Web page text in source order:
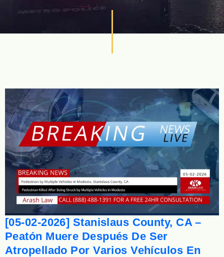
[05-02-2026] Stanislaus County, CA –
Peatón Muere Después De Ser
Atropellado Por Varios Vehículos En